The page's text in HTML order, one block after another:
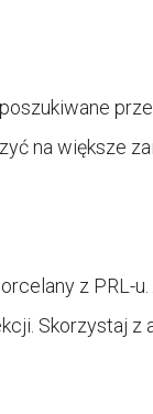
na większe
z PRL-u.
Skorzystaj z